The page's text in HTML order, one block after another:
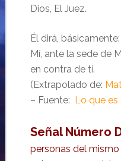
Dios, El Juez.
Él dirá,
Mí, ante la sede de
en contra de ti.
(Extrapolado de:
– Fuente: Lo que es
Señal Número
personas del